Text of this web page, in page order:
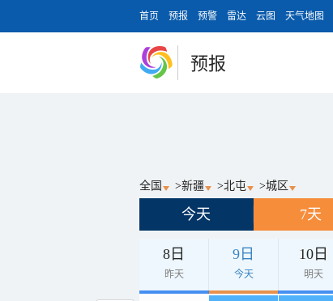
首页 预报 预警 雷达 云图 天气地图
预报
全国 >新疆 >北屯 >城区
今天 7天
8日
昨天
9日
今天
10日
明天